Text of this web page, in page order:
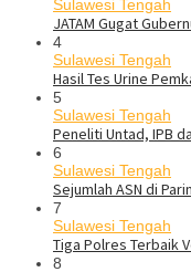
Sulawesi Tengah
JATAM Gugat
4
Sulawesi Tengah
Hasil Tes Urine
5
Sulawesi Tengah
Peneliti Untad, IPB
6
Sulawesi Tengah
Sejumlah ASN di
7
Sulawesi Tengah
Tiga Polres Terbaik
8